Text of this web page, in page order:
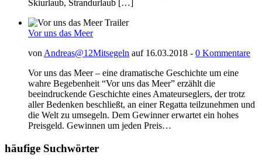
Skiurlaub, Strandurlaub […]
Vor uns das Meer
von Andreas@12Mitsegeln auf 16.03.2018 - 0 Kommentare
Vor uns das Meer – eine dramatische Geschichte um eine
wahre Begebenheit “Vor uns das Meer” erzählt die
beeindruckende Geschichte eines Amateurseglers, der trotz
aller Bedenken beschließt, an einer Regatta teilzunehmen und
die Welt zu umsegeln. Dem Gewinner erwartet ein hohes
Preisgeld. Gewinnen um jeden Preis…
häufige Suchwörter